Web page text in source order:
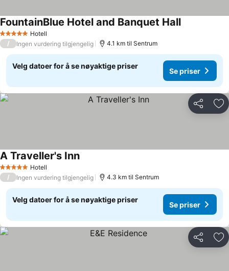
5 Stjerner Hotell
FountainBlue Hotel and Banquet Hall
/ Ingen vurdering tilgjengelig 4.1 km til Sentrum
Velg datoer for å se nøyaktige priser
Se priser
Del
5 Stjerner Hotell
A Traveller's Inn
/ Ingen vurdering tilgjengelig 4.3 km til Sentrum
Velg datoer for å se nøyaktige priser
Se priser
Del